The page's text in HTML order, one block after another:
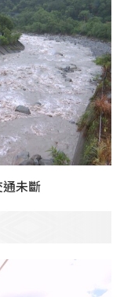
未斷